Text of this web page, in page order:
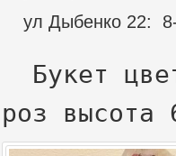
ул Дыбенко 22: 8-
Букет
роз высота